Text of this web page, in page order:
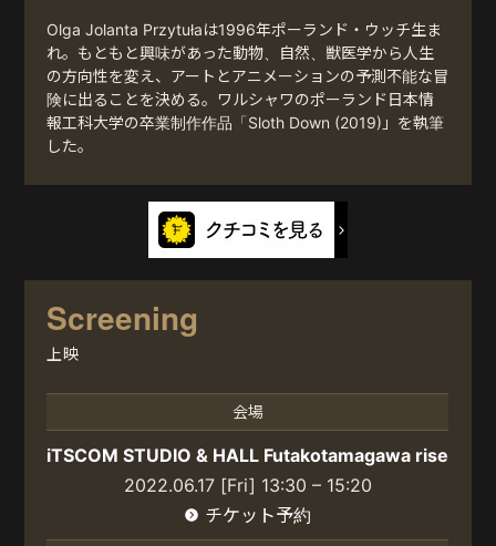
Olga Jolanta Przytułaは1996年ポーランド・ウッチ生ま
れ。もともと興味があった動物、自然、獣医学から人生
の方向性を変え、アートとアニメーションの予測不能な冒
険に出ることを決める。ワルシャワのポーランド日本情
報工科大学の卒業制作作品「Sloth Down (2019)」を執筆
した。
Screening
上映
会場
iTSCOM STUDIO & HALL Futakotamagawa rise
2022.06.17 [Fri] 13:30 – 15:20
チケット予約